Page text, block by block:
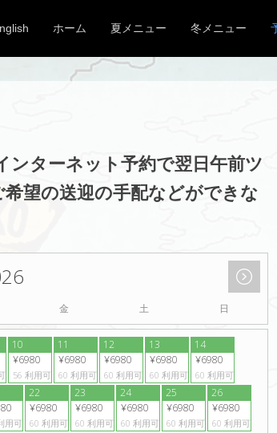
ニュー
ンツへスキップ
ホーム 夏メニュー 冬メニュー
ンターネット予約で翌日 午前ツ
望の送迎の手配などができな
金 土 日
10
¥6980
56 利用可
11
¥6980
60 利用可
12
¥6980
60 利用可
13
¥6980
60 利用可
14
¥6980
60 利用可
用可
22
¥6980
60 利用可
23
¥6980
60 利用可
24
¥6980
60 利用可
25
¥6980
60 利用可
26
¥6980
60 利用可